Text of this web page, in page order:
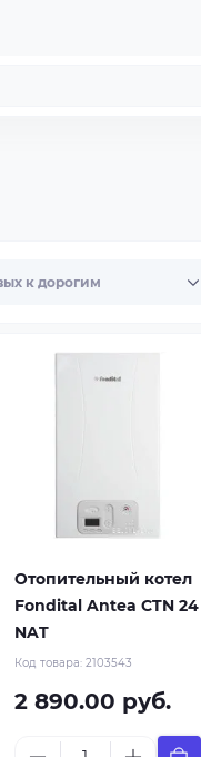
Отопительный котел
Fondital Antea CTN 24
NAT
Код товара: 2103543
2 890.00 руб.